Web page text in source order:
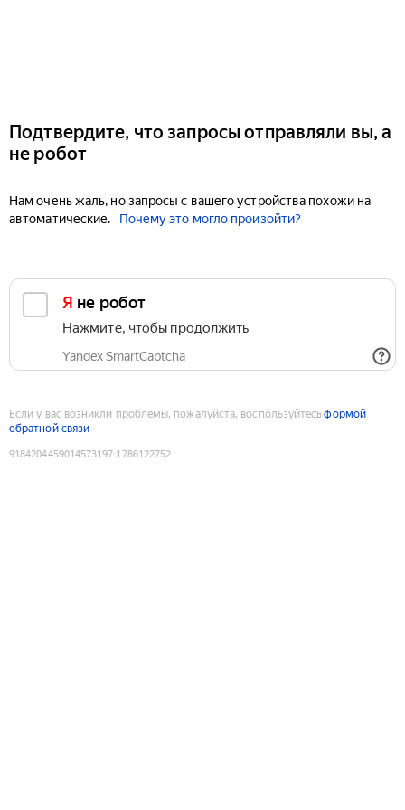
Подтвердите, что запросы отправляли вы, а
не робот
Нам очень жаль, но запросы с вашего устройства похожи на
автоматические.
Почему это могло произойти?
Я не робот
Нажмите, чтобы продолжить
Yandex SmartCaptcha
Если у вас возникли проблемы, пожалуйста, воспользуйтесьформой
обратной связи
9184204459014573197:1786122752